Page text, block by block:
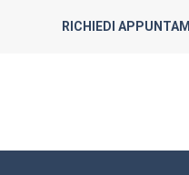
RICHIEDI